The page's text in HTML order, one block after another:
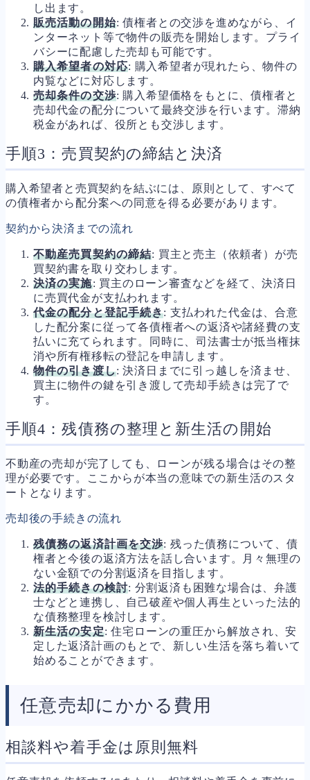
し出ます。
販売活動の開始: 債権者との交渉を進めながら、イ
ンターネット等で物件の販売を開始します。プライ
バシーに配慮した売却も可能です。
購入希望者の対応: 購入希望者が現れたら、物件の
内覧などに対応します。
売却条件の交渉: 購入希望価格をもとに、債権者と
売却代金の配分について最終交渉を行います。滞納
税金があれば、役所とも交渉します。
手順3：売買契約の締結と決済
購入希望者と売買契約を結ぶには、原則として、すべて
の債権者から配分案への同意を得る必要があります。
契約から決済までの流れ
不動産売買契約の締結: 買主と売主（依頼者）が売
買契約書を取り交わします。
決済の実施: 買主のローン審査などを経て、決済日
に売買代金が支払われます。
代金の配分と登記手続き: 支払われた代金は、合意
した配分案に従って各債権者への返済や諸経費の支
払いに充てられます。同時に、司法書士が抵当権抹
消や所有権移転の登記を申請します。
物件の引き渡し: 決済日までに引っ越しを済ませ、
買主に物件の鍵を引き渡して売却手続きは完了で
す。
手順4：残債務の整理と新生活の開始
不動産の売却が完了しても、ローンが残る場合はその整
理が必要です。ここからが本当の意味での新生活のスタ
ートとなります。
売却後の手続きの流れ
残債務の返済計画を交渉: 残った債務について、債
権者と今後の返済方法を話し合います。月々無理の
ない金額での分割返済を目指します。
法的手続きの検討: 分割返済も困難な場合は、弁護
士などと連携し、自己破産や個人再生といった法的
な債務整理を検討します。
新生活の安定: 住宅ローンの重圧から解放され、安
定した返済計画のもとで、新しい生活を落ち着いて
始めることができます。
任意売却にかかる費用
相談料や着手金は原則無料